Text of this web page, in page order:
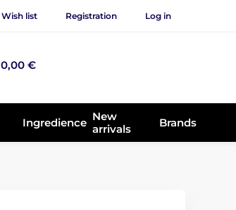
Wish list Registration Log in
0,00 €
Ingredience New
arrivals
Brands